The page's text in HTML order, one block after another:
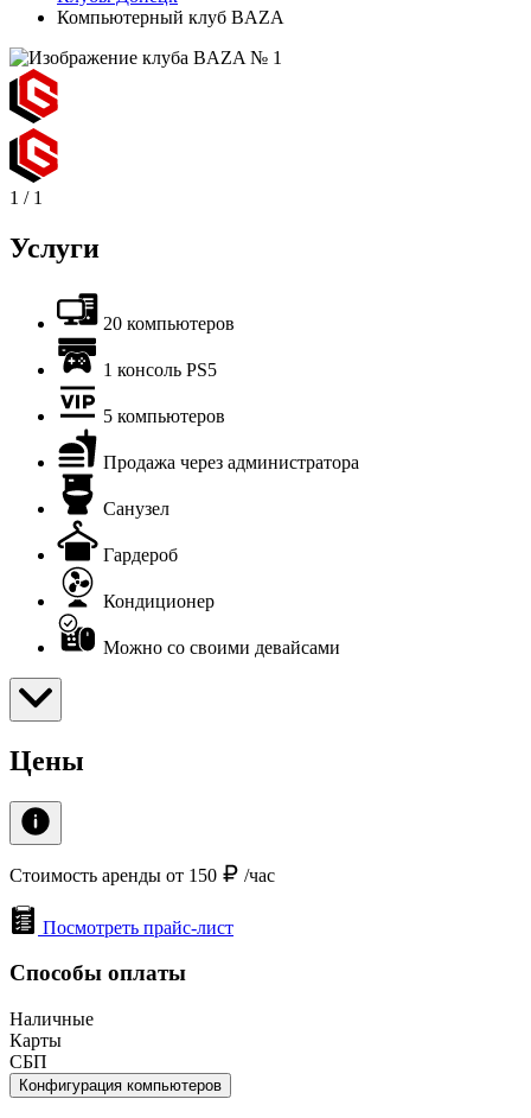
Компьютерный клуб BAZA
1 / 1
Услуги
20 компьютеров
1 консоль PS5
5 компьютеров
Продажа через администратора
Санузел
Гардероб
Кондиционер
Можно со своими девайсами
Цены
Стоимость аренды от 150 /час
Посмотреть прайс-лист
Способы оплаты
Наличные
Карты
СБП
Конфигурация компьютеров